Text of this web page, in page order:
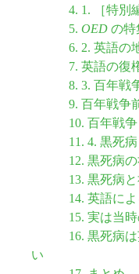
4. 1. ［特別
5. OED の特
6. 2. 英語の
7. 英語の復
8. 3. 百年戦
9. 百年戦争
10. 百年戦
11. 4. 黒死
12. 黒死病
13. 黒死病
14. 英語に
15. 実は当
16. 黒死病
い